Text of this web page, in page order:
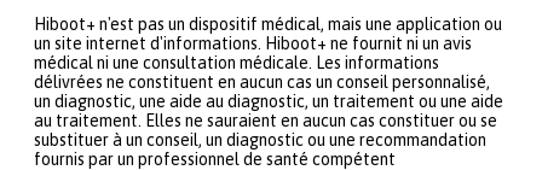
Hiboot+ n'est pas un dispositif médical, mais une application ou
un site internet d'informations. Hiboot+ ne fournit ni un avis
médical ni une consultation médicale. Les informations
délivrées ne constituent en aucun cas un conseil personnalisé,
un diagnostic, une aide au diagnostic, un traitement ou une aide
au traitement. Elles ne sauraient en aucun cas constituer ou se
substituer à un conseil, un diagnostic ou une recommandation
fournis par un professionnel de santé compétent